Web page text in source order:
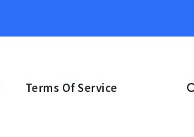
Terms Of Service